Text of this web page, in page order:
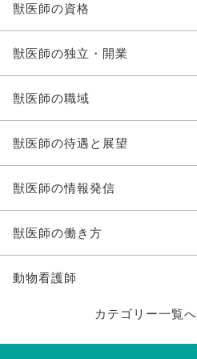
獣医師の資格
獣医師の独立・開業
獣医師の職域
獣医師の待遇と展望
獣医師の情報発信
獣医師の働き方
動物看護師
カテゴリー一覧へ